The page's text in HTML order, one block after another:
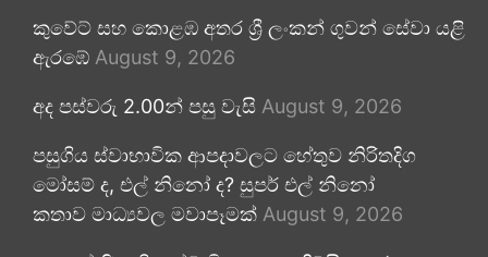
කුවේට් සහ කොළඹ අතර ශ්‍රී ලංකන් ගුවන් සේවා යළි
ඇරඹේ August 9, 2026
අද පස්වරු 2.00න් පසු වැසි August 9, 2026
පසුගිය ස්වාභාවික ආපදාවලට හේතුව නිරිතදිග
මෝසම් ද, එල් නිනෝ ද? සුපර් එල් නිනෝ
කතාව මාධ්‍යවල මවාපෑමක් August 9, 2026